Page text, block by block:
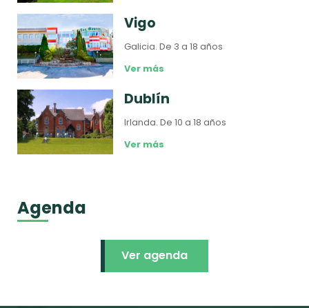
Vigo
Galicia.De 3 a 18 años
Ver más
Dublín
Irlanda.De 10 a 18 años
Ver más
Agenda
Ver agenda